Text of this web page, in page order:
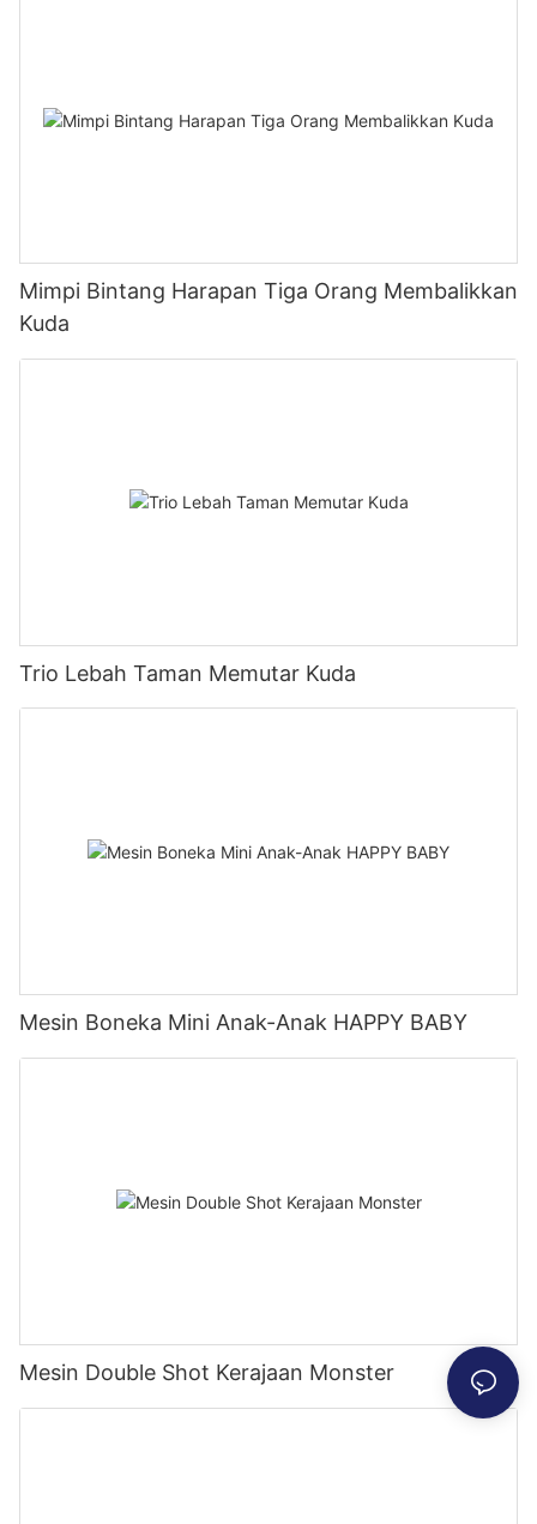
Mimpi Bintang Harapan Tiga Orang Membalikkan
Kuda
Trio Lebah Taman Memutar Kuda
Mesin Boneka Mini Anak-Anak HAPPY BABY
Mesin Double Shot Kerajaan Monster